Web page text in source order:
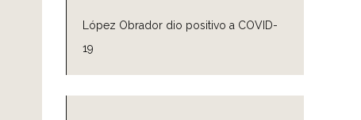
López Obrador dio positivo a COVID-
19